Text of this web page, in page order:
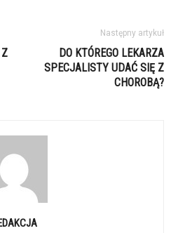
Następny artykuł
DO KTÓREGO LEKARZA
SPECJALISTY UDAĆ SIĘ Z
CHOROBĄ?